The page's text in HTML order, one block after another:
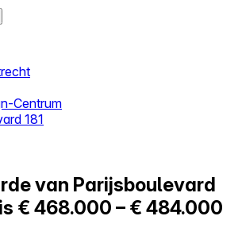
Centrum
181
van Parijsboulevard
€ 468.000 – € 484.000